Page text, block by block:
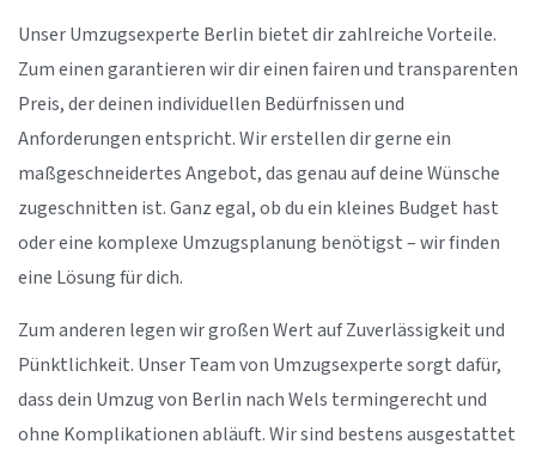
Unser Umzugsexperte Berlin bietet dir zahlreiche Vorteile.
Zum einen garantieren wir dir einen fairen und transparenten
Preis, der deinen individuellen Bedürfnissen und
Anforderungen entspricht. Wir erstellen dir gerne ein
maßgeschneidertes Angebot, das genau auf deine Wünsche
zugeschnitten ist. Ganz egal, ob du ein kleines Budget hast
oder eine komplexe Umzugsplanung benötigst – wir finden
eine Lösung für dich.
Zum anderen legen wir großen Wert auf Zuverlässigkeit und
Pünktlichkeit. Unser Team von Umzugsexperte sorgt dafür,
dass dein Umzug von Berlin nach Wels termingerecht und
ohne Komplikationen abläuft. Wir sind bestens ausgestattet